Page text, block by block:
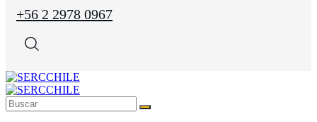
+56 2 2978 0967